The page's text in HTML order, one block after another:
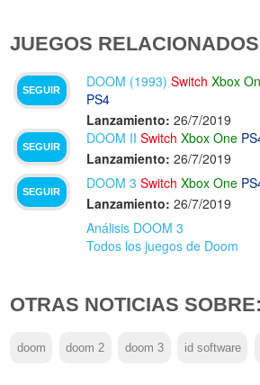
JUEGOS
SEGUIR
DOOM (1993) Switch Xbox
PS4
Lanzamiento: 26/7/2019
SEGUIR
DOOM II Switch Xbox One
Lanzamiento: 26/7/2019
SEGUIR
DOOM 3 Switch Xbox One
Lanzamiento: 26/7/2019
Análisis DOOM 3
Todos los juegos de Doom
OTRAS NOTICIAS SOBRE:
doom doom 2 doom 3 id software